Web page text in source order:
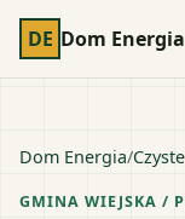
DE Dom Energia
Dom Energia/
GMINA WIEJSKA /